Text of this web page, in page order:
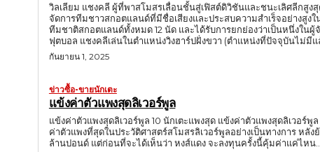
วิลเลียม แชงคลี ผู้ที่พาสโมสรเลื่อนชั้นสู่เฟิสต์ดิวิชันและชนะเลิศลีกสูง
จัดการทีมชาวสกอตแลนด์ที่มีชื่อเสียงและประสบความสำเร็จอย่างสูง
ทีมชาติสกอตแลนด์ทั้งหมด 12 นัด และได้รับการยกย่องว่าเป็นหนึ่งในผู้จัดกา
ฟุตบอล แชงคลีเล่นในตำแหน่งวิงฮาร์ปฝั่งขวา (ตำแหน่งที่ปัจจุบันไม่มีแล้
กันยายน 1, 2025
ข่าวซื้อ-ขายนักเตะ
แข้งค่าตัวแพงสุดลิเวอร์พูล
แข้งค่าตัวแพงสุดลิเวอร์พูล 10 นักเตะแพงสุด แข้งค่าตัวแพงสุดลิเวอร์พู
ค่าตัวแพงที่สุดในประวัติศาสตร์สโมสรลิเวอร์พูลอย่างเป็นทางการ หลัง
ล้านปอนด์ แต่ก่อนที่จะได้เห็นว่า หงส์แดง จะลงทุนครั้งนี้คุ้มค่าแค่ไหน...